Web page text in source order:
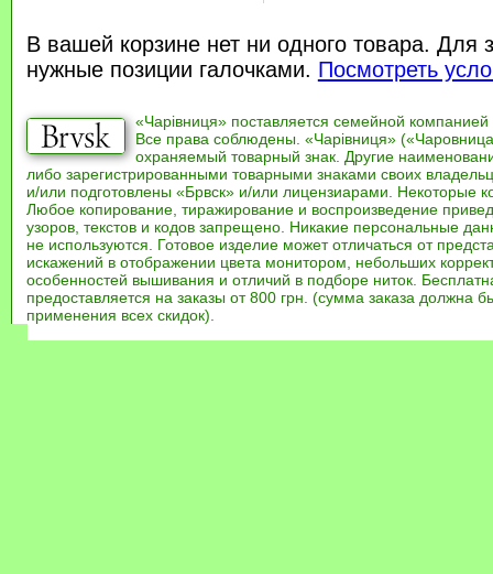
В вашей корзине нет ни одного товара. Для
нужные позиции галочками. Посмотреть
«Чарівниця» поставляется семейной компанией
Все права соблюдены. «Чарівниця»
охраняемый товарный знак. Другие
либо зарегистрированными товарными знаками своих
и/или подготовлены «Брвск» и/или лицензиарами. Некоторые
Любое копирование, тиражирование и воспроизведение
узоров, текстов и кодов запрещено. Никакие персональные
не используются. Готовое изделие может отличаться от
искажений в отображении цвета монитором, небольших
особенностей вышивания и отличий в подборе ниток.
предоставляется на заказы от 800 грн. (сумма заказа должна
применения всех скидок).